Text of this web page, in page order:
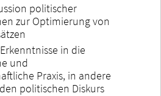
politischer
zur Optimierung von
in die
und
Praxis, in andere
politischen Diskurs